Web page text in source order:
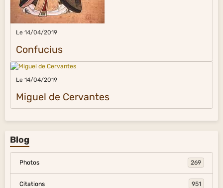
Le 14/04/2019
Confucius
Le 14/04/2019
Miguel de Cervantes
Blog
Photos 269
Citations 951